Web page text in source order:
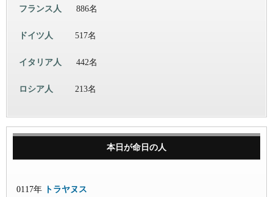
フランス人 886名
ドイツ人 517名
イタリア人 442名
ロシア人 213名
本日が命日の人
0117年
トラヤヌス